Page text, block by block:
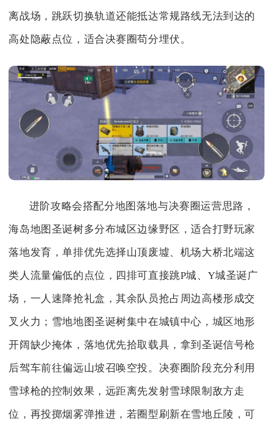
离战场，跳跃切换轨道还能抵达常规路线无法到达的
高处隐蔽点位，适合决赛圈苟分埋伏。
进阶攻略会搭配分地图落地与决赛圈运营思路，
海岛地图圣诞树多分布城区边缘野区，适合打野玩家
落地发育，单排优先选择山顶废墟、机场大桥北端这
类人流量偏低的点位，四排可直接跳P城、Y城圣诞广
场，一人速降抢礼盒，其余队员抢占周边高楼形成交
叉火力；雪地地图圣诞树集中在城镇中心，城区地形
开阔缺少掩体，落地优先拾取载具，拿到圣诞信号枪
后驾车前往偏远山坡召唤空投。决赛圈阶段充分利用
雪球枪的控制效果，远距离先发射雪球限制敌方走
位，再投掷烟雾弹推进，若圈型刷新在雪地丘陵，可